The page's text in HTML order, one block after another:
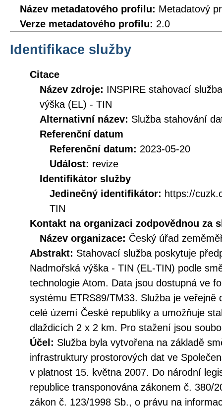
Název metadatového profilu: Metadatový
Verze metadatového profilu: 2.0
Identifikace služby
Citace
Název zdroje: INSPIRE stahovací
výška (EL) - TIN
Alternativní název: Služba stahování
Referenční datum
Referenční datum: 2023-05-20
Událost: revize
Identifikátor služby
Jedinečný identifikátor: https://
TIN
Kontakt na organizaci zodpovědnou za
Název organizace: Český úřad
Abstrakt: Stahovací služba poskytuje
Nadmořská výška - TIN (EL-TIN) podle
technologie Atom. Data jsou dostupná ve
systému ETRS89/TM33. Služba je veřejně
celé území České republiky a umožňuje
dlaždicích 2 x 2 km. Pro stažení jsou
Účel: Služba byla vytvořena na základě
infrastruktury prostorových dat ve
v platnost 15. května 2007. Do národní
republice transponována zákonem č. 380/
zákon č. 123/1998 Sb., o právu na